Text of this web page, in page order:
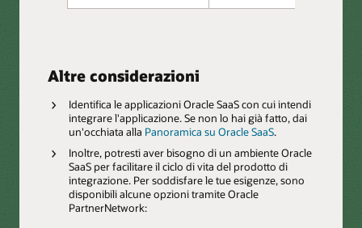
Altre considerazioni
Identifica le applicazioni Oracle SaaS con cui intendi
integrare l'applicazione. Se non lo hai già fatto, dai
un'occhiata alla Panoramica su Oracle SaaS.
Inoltre, potresti aver bisogno di un ambiente Oracle
SaaS per facilitare il ciclo di vita del prodotto di
integrazione. Per soddisfare le tue esigenze, sono
disponibili alcune opzioni tramite Oracle
PartnerNetwork: